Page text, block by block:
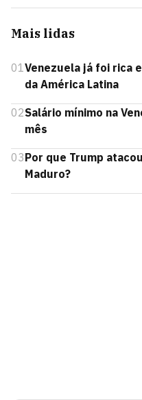
Mais lidas
01Venezuela já foi rica
da América Latina
02Salário mínimo na
mês
03Por que Trump
Maduro?